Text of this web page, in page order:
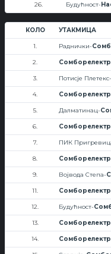
26. Будућност-
КОЛО УТАКМИЦА
1. Раднички-
2.
3. Потисје Плетекс-
4.
5. Далматинац-
6.
7. ПИК
8.
9. Војвода Степа-
11.
12. Будућност-
13.
14.